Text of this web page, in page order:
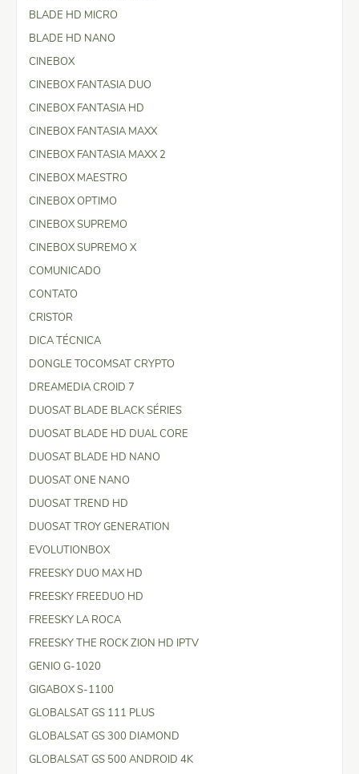
BLADE HD MICRO
BLADE HD NANO
CINEBOX
CINEBOX FANTASIA DUO
CINEBOX FANTASIA HD
CINEBOX FANTASIA MAXX
CINEBOX FANTASIA MAXX 2
CINEBOX MAESTRO
CINEBOX OPTIMO
CINEBOX SUPREMO
CINEBOX SUPREMO X
COMUNICADO
CONTATO
CRISTOR
DICA TÉCNICA
DONGLE TOCOMSAT CRYPTO
DREAMEDIA CROID 7
DUOSAT BLADE BLACK SÉRIES
DUOSAT BLADE HD DUAL CORE
DUOSAT BLADE HD NANO
DUOSAT ONE NANO
DUOSAT TREND HD
DUOSAT TROY GENERATION
EVOLUTIONBOX
FREESKY DUO MAX HD
FREESKY FREEDUO HD
FREESKY LA ROCA
FREESKY THE ROCK ZION HD IPTV
GENIO G-1020
GIGABOX S-1100
GLOBALSAT GS 111 PLUS
GLOBALSAT GS 300 DIAMOND
GLOBALSAT GS 500 ANDROID 4K